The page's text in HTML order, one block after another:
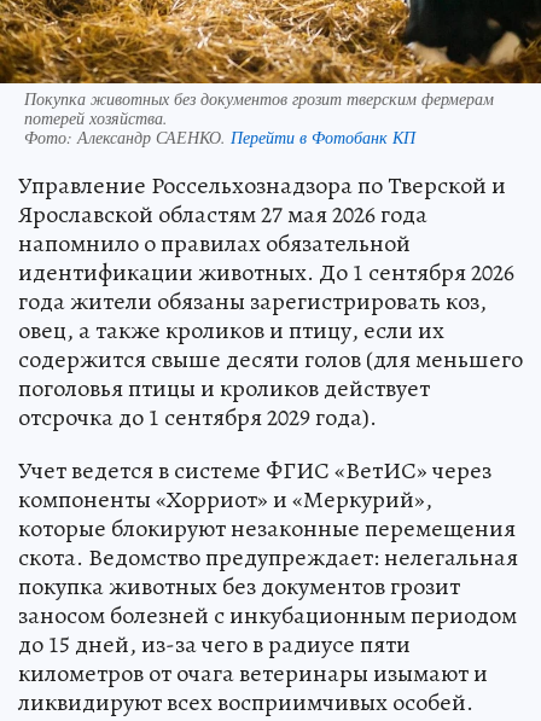
Покупка животных без документов грозит тверским фермерам
потерей хозяйства.
Фото:Александр САЕНКО. Перейти в Фотобанк КП
Управление Россельхознадзора по Тверской и
Ярославской областям 27 мая 2026 года
напомнило о правилах обязательной
идентификации животных. До 1 сентября 2026
года жители обязаны зарегистрировать коз,
овец, а также кроликов и птицу, если их
содержится свыше десяти голов (для меньшего
поголовья птицы и кроликов действует
отсрочка до 1 сентября 2029 года).
Учет ведется в системе ФГИС «ВетИС» через
компоненты «Хорриот» и «Меркурий»,
которые блокируют незаконные перемещения
скота. Ведомство предупреждает: нелегальная
покупка животных без документов грозит
заносом болезней с инкубационным периодом
до 15 дней, из-за чего в радиусе пяти
километров от очага ветеринары изымают и
ликвидируют всех восприимчивых особей.